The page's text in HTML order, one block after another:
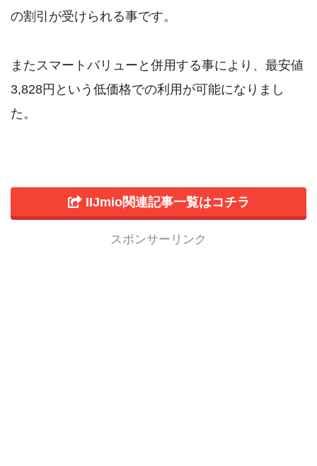
の割引が受けられる事です。
またスマートバリューと併用する事により、最安値
3,828円という低価格での利用が可能になりまし
た。
IIJmio関連記事一覧はコチラ
スポンサーリンク